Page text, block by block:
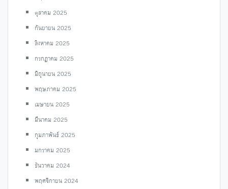
ตุลาคม 2025
กันยายน 2025
สิงหาคม 2025
กรกฎาคม 2025
มิถุนายน 2025
พฤษภาคม 2025
เมษายน 2025
มีนาคม 2025
กุมภาพันธ์ 2025
มกราคม 2025
ธันวาคม 2024
พฤศจิกายน 2024